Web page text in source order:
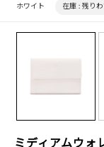
ミディアムウォ
ホワイト 在庫 : 残り